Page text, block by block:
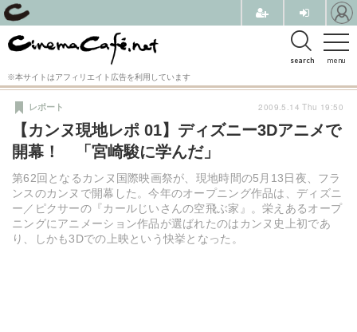
menu
search
※本サイトはアフィリエイト広告を利用しています
【カンヌ現地レポ 01】ディズニー3Dアニメで
開幕！ 「宮崎駿に学んだ」
第62回となるカンヌ国際映画祭が、現地時間の5月13日夜、フラ
ンスのカンヌで開幕した。今年のオープニング作品は、ディズニ
ー／ピクサーの『カールじいさんの空飛ぶ家』。栄えあるオープ
ニングにアニメーション作品が選ばれたのはカンヌ史上初であ
り、しかも3Dでの上映という快挙となった。
レポート 2009.5.14 Thu 19:50